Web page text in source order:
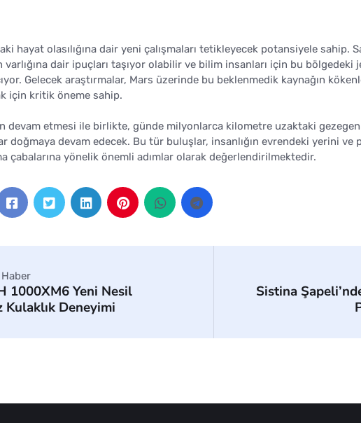
hayat olasılığına dair yeni çalışmaları tetikleyecek potansiyele sahip.
dair ipuçları taşıyor olabilir ve bilim insanları için bu bölgedeki
Gelecek araştırmalar, Mars üzerinde bu beklenmedik kaynağın
için kritik öneme sahip.
devam etmesi ile birlikte, günde milyonlarca kilometre uzaktaki
doğmaya devam edecek. Bu tür buluşlar, insanlığın evrendeki yerini ve
çabalarına yönelik önemli adımlar olarak değerlendirilmektedir.
1000XM6 Yeni Nesil
Kulaklık Deneyimi
Sistina